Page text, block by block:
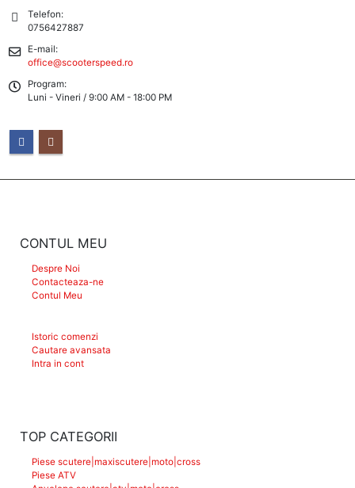
Telefon:
0756427887
E-mail:
office@scooterspeed.ro
Program:
Luni - Vineri / 9:00 AM - 18:00 PM
CONTUL MEU
Despre Noi
Contacteaza-ne
Contul Meu
Istoric comenzi
Cautare avansata
Intra in cont
TOP CATEGORII
Piese scutere|maxiscutere|moto|cross
Piese ATV